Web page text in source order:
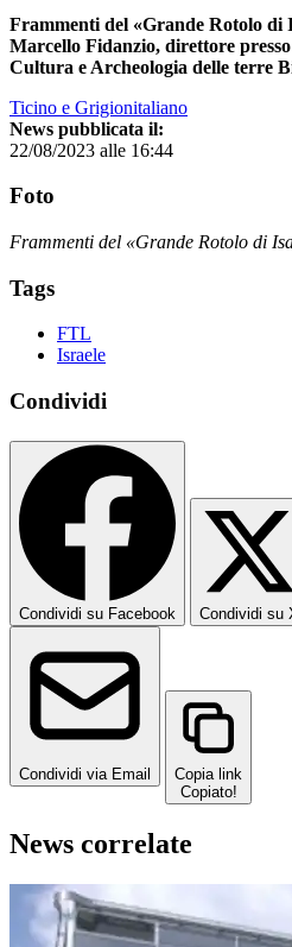
Frammenti del «Grande Rotolo di
Marcello Fidanzio, direttore
Cultura e Archeologia delle terre
Ticino e Grigionitaliano
News pubblicata il:
22/08/2023 alle 16:44
Foto
Frammenti del «Grande Rotolo di
Tags
FTL
Israele
Condividi
Condividi su Facebook Condividi su
Condividi via Email
Copia link
Copiato!
News correlate